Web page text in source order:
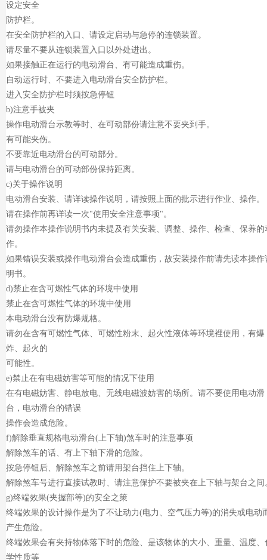
设定安全
防护栏。
在安全防护栏的入口、请设定启动与急停的连锁装置。
请尽量不要从连锁装置入口以外处进出。
如果接触正在运行的电动滑台、有可能造成重伤。
自动运行时、不要进入电动滑台安全防护栏。
进入安全防护栏时须按急停钮
b)注意手被夹
操作电动滑台示教等时、在可动部份请注意不要夹到手。
有可能夹伤。
不要靠近电动滑台的可动部分。
请与电动滑台的可动部份保持距离。
c)关于操作说明
电动滑台安装、请详读操作说明，请按照上面的批示进行作业、操作。
请在操作前再详读一次"使用安全注意事项"。
请勿操作本操作说明书内未提及有关安装、调整、操作、检查、保养的
作。
如果错误安装或操作电动滑台会造成重伤，故安装操作前请先读本操作
明书。
d)禁止在含可燃性气体的环境中使用
禁止在含可燃性气体的环境中使用
本电动滑台没有防爆规格。
请勿在含有可燃性气体、可燃性粉末、起火性液体等环境裡使用，有爆
炸、起火的
可能性。
e)禁止在有电磁妨害等可能的情况下使用
在有电磁妨害、静电放电、无线电磁波妨害的场所。请不要使用电动滑
台，电动滑台的错误
操作会造成危险。
f)解除垂直规格电动滑台(上下轴)煞车时的注意事项
解除煞车的话、有上下轴下滑的危险。
按急停钮后、解除煞车之前请用架台挡住上下轴。
解除煞车号进行直接试教时、请注意保护不要被夹在上下轴与架台之间
g)终端效果(夹握部等)的安全之策
终端效果的设计操作是为了不让动力(电力、空气压力等)的消失或电动
产生危险。
终端效果会有夹持物体落下时的危险、是该物体的大小、重量、温度、
学性质等